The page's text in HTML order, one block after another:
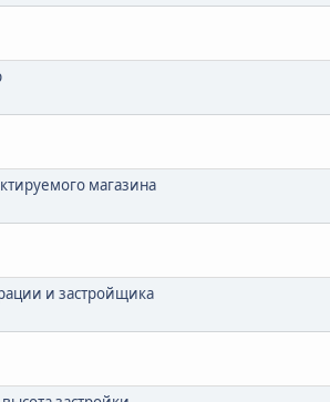
магазина
и застройщика